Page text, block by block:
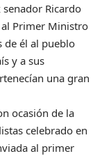
senador Ricardo
Primer Ministro
de él al pueblo
y a sus
una gran
ocasión de la
celebrado en
al primer